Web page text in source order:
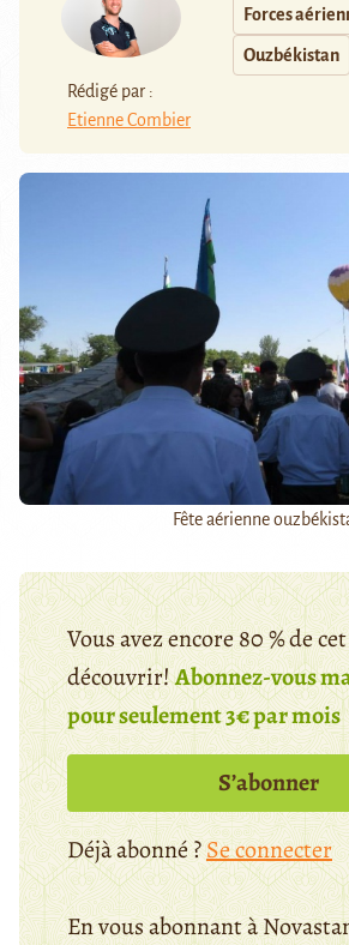
Rédigé par :
Etienne Combier
Forces
Ouzbékistan
Fête aérienne
Vous avez encore 80 % de
découvrir!Abonnez-vous
pour seulement 3€ par mois
S’abonner
Déjà abonné ?Se connecter
En vous abonnant à